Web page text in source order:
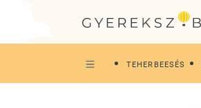
TEHERBEESÉS